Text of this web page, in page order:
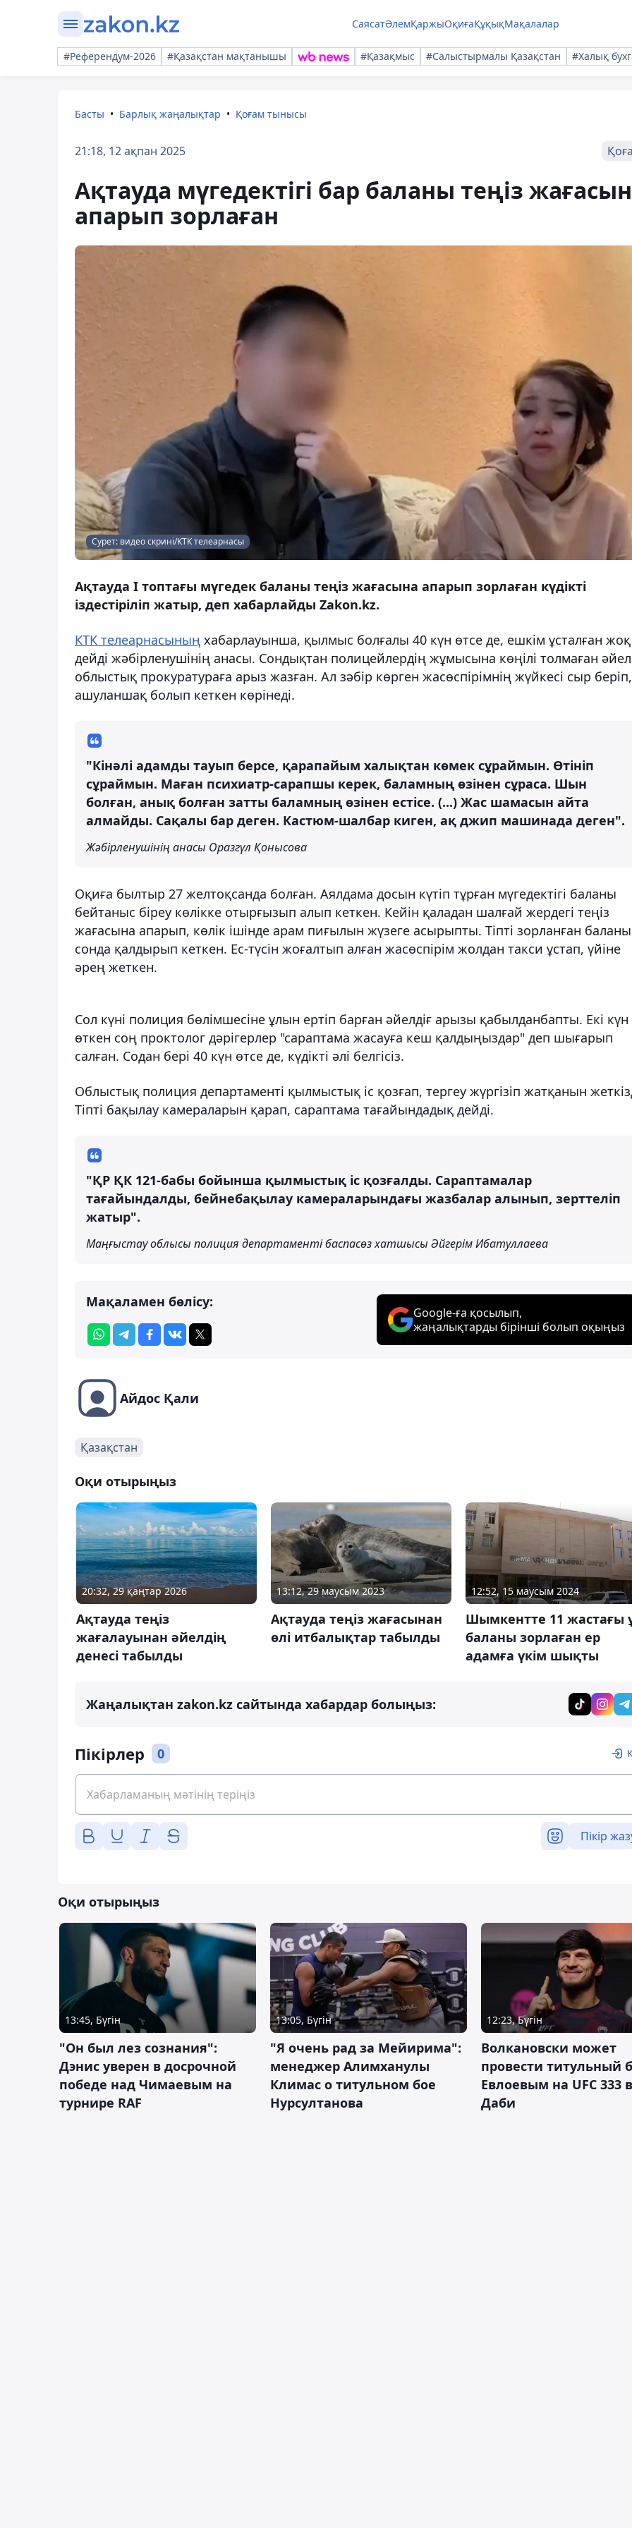
СаясатӘлемҚаржыОқиғаҚұқықМақалалар
#Референдум-2026 #Қазақстан мақтанышы #Қазақмыс #Салыстырмалы Қазақстан #Халық
Басты Барлық жаңалықтар Қоғам тынысы
21:18, 12 ақпан 2025
Ақтауда мүгедектігі бар баланы теңіз
апарып зорлаған
Сурет: видео скрині/КТК телеарнасы
Ақтауда I топтағы мүгедек баланы теңіз жағасына апарып зорлаған күдікті
іздестіріліп жатыр, деп хабарлайды Zakon.kz.
КТК телеарнасының хабарлауынша, қылмыс болғалы 40 күн өтсе де, ешкім ұсталған жоқ
дейді жәбірленушінің анасы. Сондықтан полицейлердің жұмысына көңілі толмаған әйел
облыстық прокуратураға арыз жазған. Ал зәбір көрген жасөспірімнің жүйкесі сыр беріп,
ашуланшақ болып кеткен көрінеді.
"Кінәлі адамды тауып берсе, қарапайым халықтан көмек сұраймын. Өтініп
сұраймын. Маған психиатр-сарапшы керек, баламның өзінен сұраса. Шын
болған, анық болған затты баламның өзінен естісе. (...) Жас шамасын айта
алмайды. Сақалы бар деген. Кастюм-шалбар киген, ақ джип машинада деген".
Жәбірленушінің анасы Оразгүл Қонысова
Оқиға былтыр 27 желтоқсанда болған. Аялдама досын күтіп тұрған мүгедектігі баланы
бейтаныс біреу көлікке отырғызып алып кеткен. Кейін қаладан шалғай жердегі теңіз
жағасына апарып, көлік ішінде арам пиғылын жүзеге асырыпты. Тіпті зорланған баланы
сонда қалдырып кеткен. Ес-түсін жоғалтып алған жасөспірім жолдан такси ұстап, үйіне
әрең жеткен.
Сол күні полиция бөлімшесіне ұлын ертіп барған әйелдіғ арызы қабылданбапты. Екі күн
өткен соң проктолог дәрігерлер "сараптама жасауға кеш қалдыңыздар" деп шығарып
салған. Содан бері 40 күн өтсе де, күдікті әлі белгісіз.
Облыстық полиция департаменті қылмыстық іс қозғап, тергеу жүргізіп жатқанын
Тіпті бақылау камераларын қарап, сараптама тағайындадық дейді.
"ҚР ҚК 121-бабы бойынша қылмыстық іс қозғалды. Сараптамалар
тағайындалды, бейнебақылау камераларындағы жазбалар алынып, зерттеліп
жатыр".
Маңғыстау облысы полиция департаменті баспасөз хатшысы Әйгерім Ибатуллаева
Мақаламен бөлісу:
Google-ға қосылып,
жаңалықтарды бірінші болып оқыңыз
Айдос Қали
Қазақстан
Оқи отырыңыз
20:32, 29 қаңтар 2026
Ақтауда теңіз
жағалауынан әйелдің
денесі табылды
13:12, 29 маусым 2023
Ақтауда теңіз жағасынан
өлі итбалықтар табылды
12:52, 15 маусым 2024
Шымкентте 11 жастағы
баланы зорлаған ер
адамға үкім шықты
Жаңалықтан zakon.kz сайтында хабардар болыңыз:
Пікірлер 0
Пікір
Оқи отырыңыз
13:45, Бүгін
"Он был лез сознания":
Дэнис уверен в досрочной
победе над Чимаевым на
турнире RAF
13:05, Бүгін
"Я очень рад за Мейирима":
менеджер Алимханулы
Климас о титульном бое
Нурсултанова
12:23, Бүгін
Волкановски может
провести титульный
Евлоевым на UFC 333
Даби